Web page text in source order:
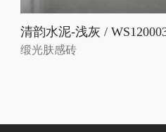
清韵水泥-浅灰 /
缎光肤感砖